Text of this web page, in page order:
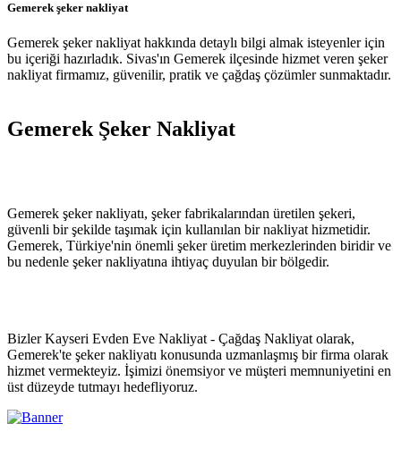
Gemerek şeker nakliyat
Gemerek şeker nakliyat hakkında detaylı bilgi almak isteyenler için
bu içeriği hazırladık. Sivas'ın Gemerek ilçesinde hizmet veren şeker
nakliyat firmamız, güvenilir, pratik ve çağdaş çözümler sunmaktadır.
Gemerek Şeker Nakliyat
Gemerek şeker nakliyatı, şeker fabrikalarından üretilen şekeri,
güvenli bir şekilde taşımak için kullanılan bir nakliyat hizmetidir.
Gemerek, Türkiye'nin önemli şeker üretim merkezlerinden biridir ve
bu nedenle şeker nakliyatına ihtiyaç duyulan bir bölgedir.
Bizler Kayseri Evden Eve Nakliyat - Çağdaş Nakliyat olarak,
Gemerek'te şeker nakliyatı konusunda uzmanlaşmış bir firma olarak
hizmet vermekteyiz. İşimizi önemsiyor ve müşteri memnuniyetini en
üst düzeyde tutmayı hedefliyoruz.